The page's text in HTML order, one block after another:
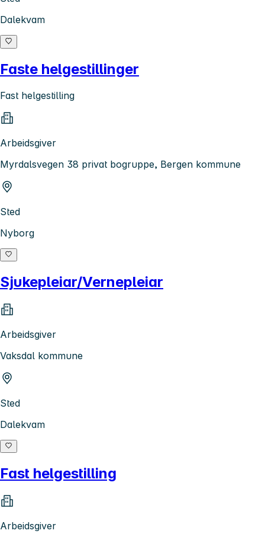
Dalekvam
Faste helgestillinger
Fast helgestilling
Arbeidsgiver
Myrdalsvegen 38 privat bogruppe, Bergen kommune
Sted
Nyborg
Sjukepleiar/Vernepleiar
Arbeidsgiver
Vaksdal kommune
Sted
Dalekvam
Fast helgestilling
Arbeidsgiver